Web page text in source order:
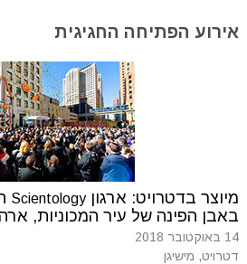
אירוע הפתיחה החגיגית
מיוצר בדטרויט: ארגוןScientology
באבן הפינה של עיר המכוניות,
14 באוקטובר 2018
דטרויט, מישיגן